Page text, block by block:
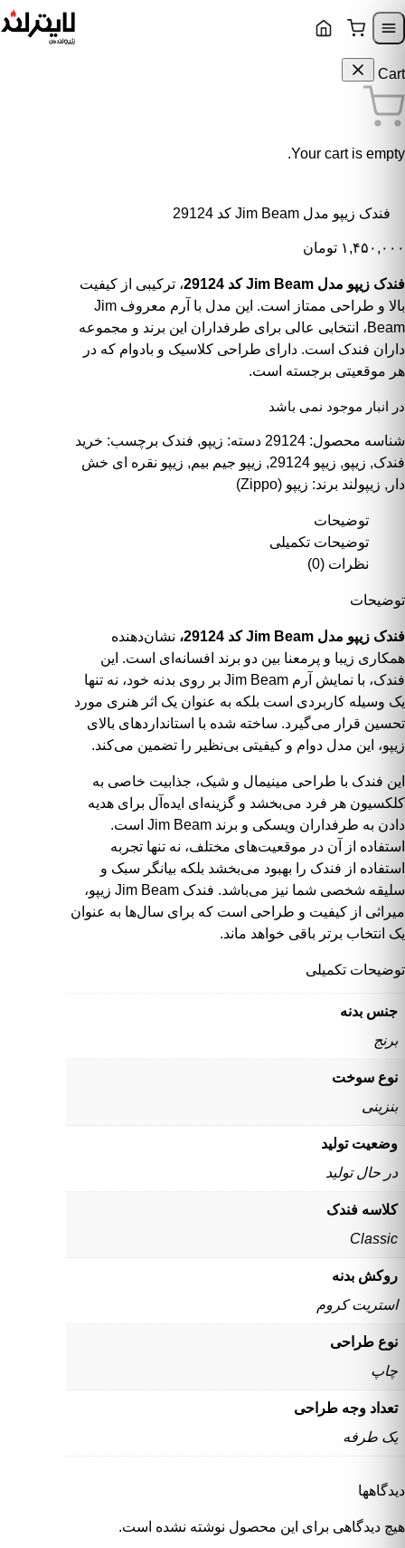
Skip to navigation
Cart
Your cart is empty.
فندک زیپو مدل Jim Beam کد 29124
۱,۴۵۰,۰۰۰ تومان
فندک زیپو مدل Jim Beam کد 29124
، ترکیبی از کیفیت
بالا و طراحی ممتاز است. این مدل با آرم معروف Jim
Beam، انتخابی عالی برای طرفداران این برند و مجموعه
داران فندک است. دارای طراحی کلاسیک و بادوام که در
هر موقعیتی برجسته است.
در انبار موجود نمی باشد
شناسه محصول: 29124 دسته: زیپو, فندک برچسب: خرید
فندک, زیپو, زیپو 29124 , زیپو جیم بیم, زیپو نقره ای خش
دار , زیپولند برند: زیپو (Zippo)
توضیحات
توضیحات تکمیلی
نظرات (0)
توضیحات
فندک زیپو مدل Jim Beam کد 29124،
نشان‌دهنده
همکاری زیبا و پرمعنا بین دو برند افسانه‌ای است. این
فندک، با نمایش آرم Jim Beam بر روی بدنه خود، نه تنها
یک وسیله کاربردی است بلکه به عنوان یک اثر هنری مورد
تحسین قرار می‌گیرد. ساخته شده با استانداردهای بالای
زیپو، این مدل دوام و کیفیتی بی‌نظیر را تضمین می‌کند.
این فندک با طراحی مینیمال و شیک، جذابیت خاصی به
کلکسیون هر فرد می‌بخشد و گزینه‌ای ایده‌آل برای هدیه
دادن به طرفداران ویسکی و برند Jim Beam است.
استفاده از آن در موقعیت‌های مختلف، نه تنها تجربه
استفاده از فندک را بهبود می‌بخشد بلکه بیانگر سبک و
سلیقه شخصی شما نیز می‌باشد. فندک Jim Beam زیپو،
میراثی از کیفیت و طراحی است که برای سال‌ها به عنوان
یک انتخاب برتر باقی خواهد ماند.
توضیحات تکمیلی
جنس بدنه
برنج
نوع سوخت
بنزینی
وضعیت تولید
در حال تولید
کلاسه فندک
Classic
روکش بدنه
استریت کروم
نوع طراحی
چاپ
تعداد وجه طراحی
یک طرفه
دیدگاهها
هیچ دیدگاهی برای این محصول نوشته نشده است.